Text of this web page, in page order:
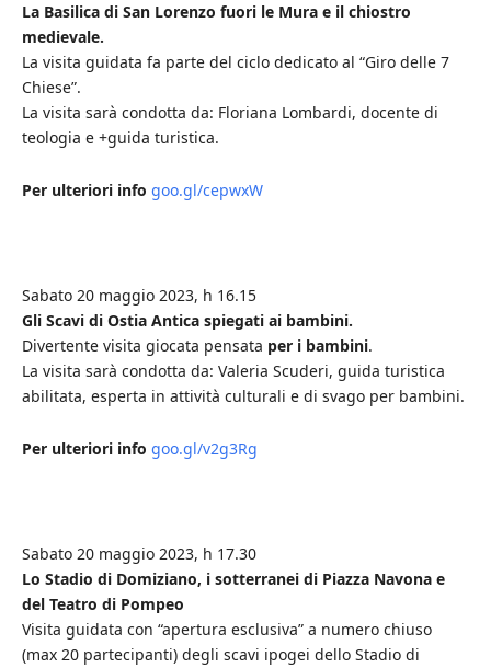
La Basilica di San Lorenzo fuori le Mura e il chiostro
medievale.
La visita guidata fa parte del ciclo dedicato al “Giro delle 7
Chiese”.
La visita sarà condotta da: Floriana Lombardi, docente di
teologia e +guida turistica.
Per ulteriori info goo.gl/cepwxW
Sabato 20 maggio 2023, h 16.15
Gli Scavi di Ostia Antica spiegati ai bambini.
Divertente visita giocata pensata per i bambini.
La visita sarà condotta da: Valeria Scuderi, guida turistica
abilitata, esperta in attività culturali e di svago per bambini.
Per ulteriori info goo.gl/v2g3Rg
Sabato 20 maggio 2023, h 17.30
Lo Stadio di Domiziano, i sotterranei di Piazza Navona e
del Teatro di Pompeo
Visita guidata con “apertura esclusiva” a numero chiuso
(max 20 partecipanti) degli scavi ipogei dello Stadio di